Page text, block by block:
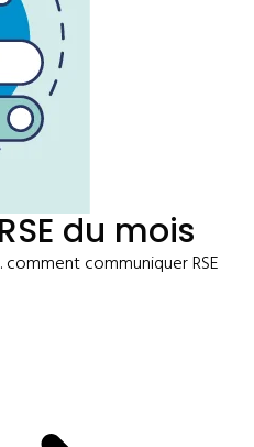
du mois
communiquer RSE